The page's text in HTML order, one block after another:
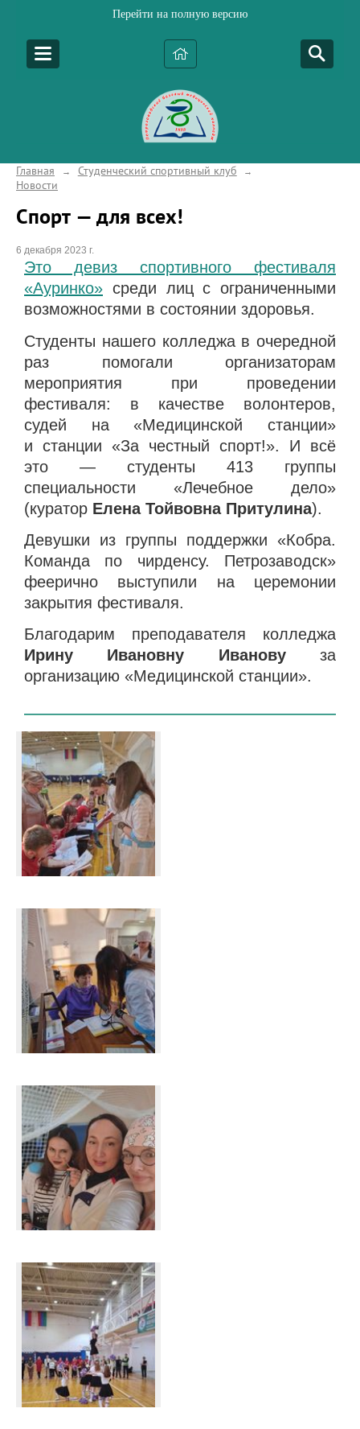
Перейти на полную версию
Главная → Студенческий спортивный клуб →
Новости
Спорт — для всех!
6 декабря 2023 г.
Это девиз спортивного фестиваля
«Ауринко» среди лиц с ограниченными
возможностями в состоянии здоровья.
Студенты нашего колледжа в очередной
раз помогали организаторам
мероприятия при проведении
фестиваля: в качестве волонтеров,
судей на «Медицинской станции»
и станции «За честный спорт!». И всё
это — студенты 413 группы
специальности «Лечебное дело»
(куратор Елена Тойвовна Притулина).
Девушки из группы поддержки «Кобра.
Команда по чирденсу. Петрозаводск»
феерично выступили на церемонии
закрытия фестиваля.
Благодарим преподавателя колледжа
Ирину Ивановну Ивановуза
организацию «Медицинской станции».